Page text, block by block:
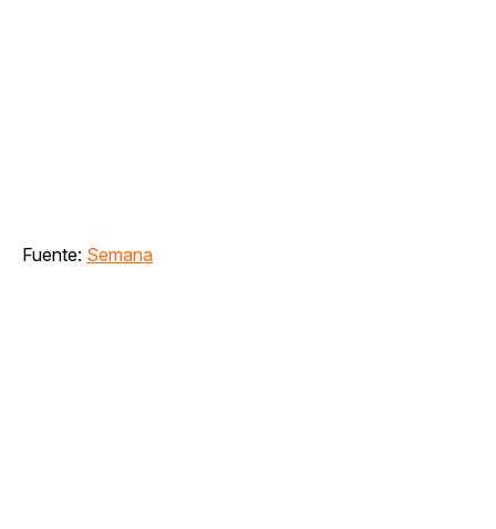
Fuente: Semana